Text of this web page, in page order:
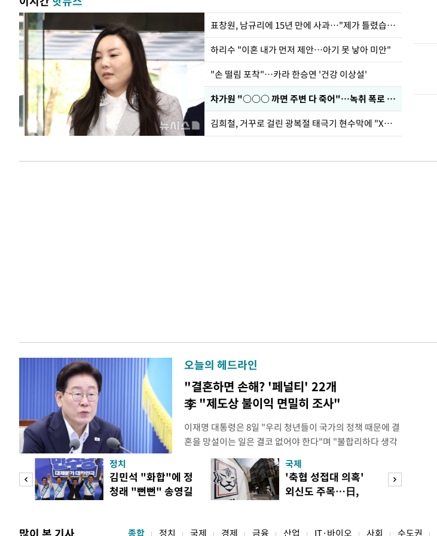
표창원, 남규리에 15년 만에 사과…"제가 틀렸습니다"
하리수 "이혼 내가 먼저 제안…아기 못 낳아 미안"
"손 떨림 포착"…카라 한승연 '건강 이상설'
차가원 "○○○ 까면 주변 다 죽어"…녹취 폭로 파장
김희철, 거꾸로 걸린 광복절 태극기 현수막에 "X돌았네"
오늘의 헤드라인
"결혼하면 손해? '페널티' 22개
李 "제도상 불이익 면밀히 조사"
이재명 대통령은 8일 "우리 청년들이 국가의 정책 때문에 결
혼을 망설이는 일은 결코 없어야 한다"며 "불합리하다 생각
하는 제도가 있을 경우 편하게 말씀해주시면 좋겠다"고 했
다. 이 대통령은 이날 오후 X(옛 트위터)에 '청년들의 목소리
로 찾은 결혼 페널티 22개' 자료를 공유하며 이같이 적었다.
이 대통령은 "결혼으로 인해 겪을 수 있는 제도
정치
김민석 "화합"에 정
청래 "뻔뻔" 송영길
국제
'축협 성접대 의혹'
외신도 주목…日,
종합 정치 국제 경제 금융 산업 IT·바이오 사회 수도권